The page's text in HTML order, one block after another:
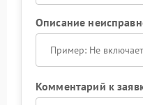
Описание
Комментарий к